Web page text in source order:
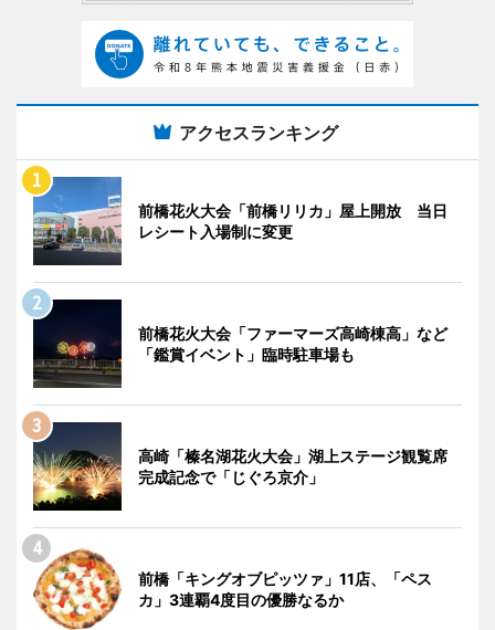
アクセスランキング
前橋花火大会「前橋リリカ」屋上開放 当日
レシート入場制に変更
前橋花火大会「ファーマーズ高崎棟高」など
「鑑賞イベント」臨時駐車場も
高崎「榛名湖花火大会」湖上ステージ観覧席
完成記念で「じぐろ京介」
前橋「キングオブピッツァ」11店、「ペス
カ」3連覇4度目の優勝なるか